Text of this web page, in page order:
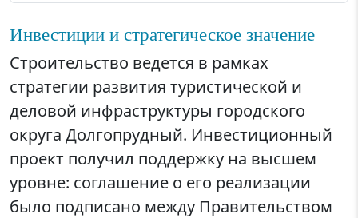
Инвестиции и стратегическое значение
Строительство ведется в рамках
стратегии развития туристической и
деловой инфраструктуры городского
округа Долгопрудный. Инвестиционный
проект получил поддержку на высшем
уровне: соглашение о его реализации
было подписано между Правительством